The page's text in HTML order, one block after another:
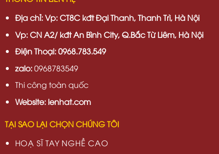
Địa chỉ: Vp: CT8C kđt Đại Thanh, Thanh Trì, Hà Nội
Vp: CN A2/ kđt An Bình City, Q.Bắc Từ Liêm, Hà Nội
Điện Thoại: 0968.783.549
zalo:0968783549
Thi công toàn quốc
Website: lenhat.com
TẠI SAO LẠI CHỌN CHÚNG TÔI
HOẠ SĨ TAY NGHỀ CAO